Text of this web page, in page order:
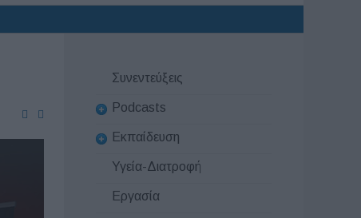
Συνεντεύξεις
Podcasts
Εκπαίδευση
Υγεία-Διατροφή
Εργασία